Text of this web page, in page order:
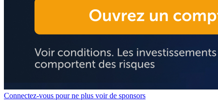
Connectez-vous pour ne plus voir de sponsors